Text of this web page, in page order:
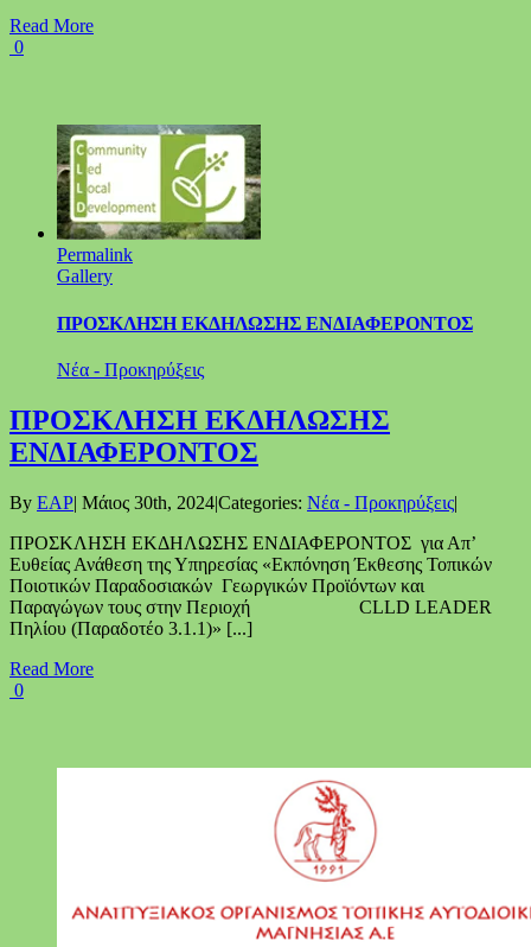
Read More
0
Permalink
Gallery
ΠΡΟΣΚΛΗΣΗ ΕΚΔΗΛΩΣΗΣ ΕΝΔΙΑΦΕΡΟΝΤΟΣ
Νέα - Προκηρύξεις
ΠΡΟΣΚΛΗΣΗ ΕΚΔΗΛΩΣΗΣ
ΕΝΔΙΑΦΕΡΟΝΤΟΣ
By EAP| Μάιος 30th, 2024|Categories: Νέα - Προκηρύξεις|
ΠΡΟΣΚΛΗΣΗ ΕΚΔΗΛΩΣΗΣ ΕΝΔΙΑΦΕΡΟΝΤΟΣ για Απ’
Ευθείας Ανάθεση της Υπηρεσίας «Εκπόνηση Έκθεσης Τοπικών
Ποιοτικών Παραδοσιακών Γεωργικών Προϊόντων και
Παραγώγων τους στην Περιοχή CLLD LEADER
Πηλίου (Παραδοτέο 3.1.1)» [...]
Read More
0